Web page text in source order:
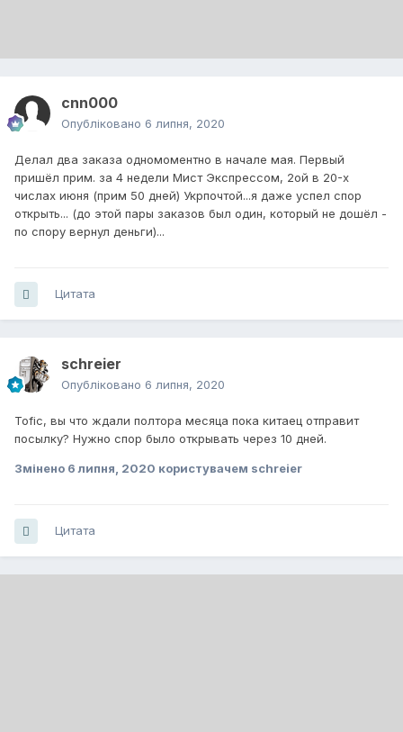
cnn000
Опубліковано 6 липня, 2020
Делал два заказа одномоментно в начале мая. Первый
пришёл прим. за 4 недели Мист Экспрессом, 2ой в 20-х
числах июня (прим 50 дней) Укрпочтой...я даже успел спор
открыть... (до этой пары заказов был один, который не дошёл -
по спору вернул деньги)...
Цитата
schreier
Опубліковано 6 липня, 2020
Tofic, вы что ждали полтора месяца пока китаец отправит
посылку? Нужно спор было открывать через 10 дней.
Змінено 6 липня, 2020 користувачем schreier
Цитата